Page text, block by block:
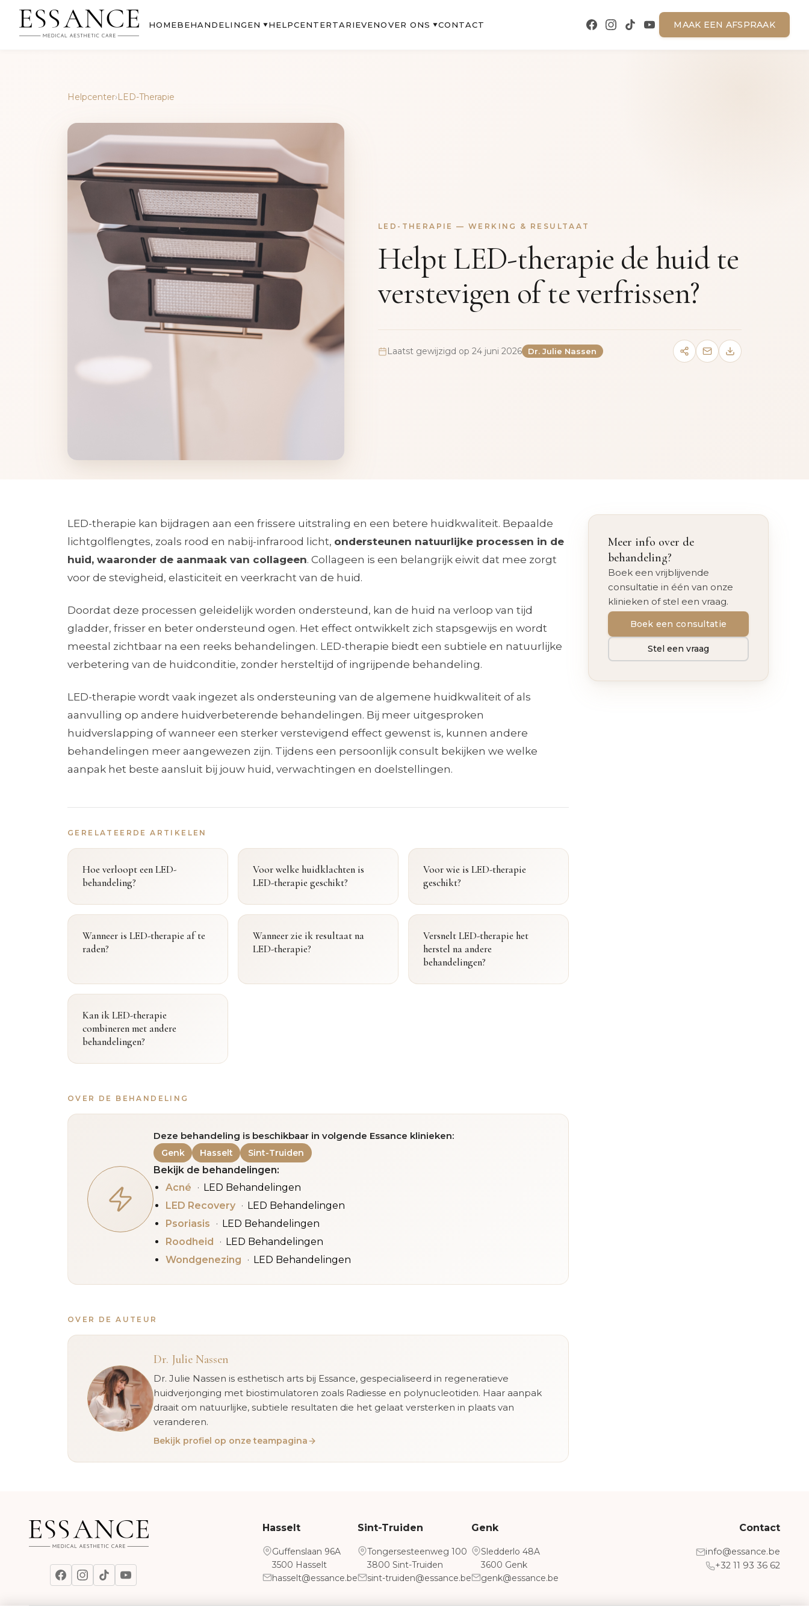
HOMEBEHANDELINGEN ▼ HELPCENTERTARIEVENOVER ONS ▼CONTACT MAAK EEN AFSPRAAK
Helpcenter›LED-Therapie
LED-THERAPIE — WERKING & RESULTAAT
Helpt LED-therapie de huid te
verstevigen of te verfrissen?
Laatst gewijzigd op 24 juni 2026 Dr. Julie Nassen
LED-therapie kan bijdragen aan een frissere uitstraling en een betere huidkwaliteit. Bepaalde
lichtgolflengtes, zoals rood en nabij-infrarood licht, ondersteunen natuurlijke processen in de
huid, waaronder de aanmaak van collageen. Collageen is een belangrijk eiwit dat mee zorgt
voor de stevigheid, elasticiteit en veerkracht van de huid.
Doordat deze processen geleidelijk worden ondersteund, kan de huid na verloop van tijd
gladder, frisser en beter ondersteund ogen. Het effect ontwikkelt zich stapsgewijs en wordt
meestal zichtbaar na een reeks behandelingen. LED-therapie biedt een subtiele en natuurlijke
verbetering van de huidconditie, zonder hersteltijd of ingrijpende behandeling.
LED-therapie wordt vaak ingezet als ondersteuning van de algemene huidkwaliteit of als
aanvulling op andere huidverbeterende behandelingen. Bij meer uitgesproken
huidverslapping of wanneer een sterker verstevigend effect gewenst is, kunnen andere
behandelingen meer aangewezen zijn. Tijdens een persoonlijk consult bekijken we welke
aanpak het beste aansluit bij jouw huid, verwachtingen en doelstellingen.
GERELATEERDE ARTIKELEN
Hoe verloopt een LED-
behandeling?
Voor welke huidklachten is
LED-therapie geschikt?
Voor wie is LED-therapie
geschikt?
Wanneer is LED-therapie af te
raden?
Wanneer zie ik resultaat na
LED-therapie?
Versnelt LED-therapie het
herstel na andere
behandelingen?
Kan ik LED-therapie
combineren met andere
behandelingen?
OVER DE BEHANDELING
Deze behandeling is beschikbaar in volgende Essance klinieken:
Genk Hasselt Sint-Truiden
Bekijk de behandelingen:
Acné
LED Behandelingen
LED Recovery
LED Behandelingen
Psoriasis
LED Behandelingen
Roodheid
LED Behandelingen
Wondgenezing
LED Behandelingen
OVER DE AUTEUR
Dr. Julie Nassen
Dr. Julie Nassen is esthetisch arts bij Essance, gespecialiseerd in regeneratieve
huidverjonging met biostimulatoren zoals Radiesse en polynucleotiden. Haar aanpak
draait om natuurlijke, subtiele resultaten die het gelaat versterken in plaats van
veranderen.
Bekijk profiel op onze teampagina
Meer info over de
behandeling?
Boek een vrijblijvende
consultatie in één van onze
klinieken of stel een vraag.
Boek een consultatie
Stel een vraag
Hasselt
Guffenslaan 96A
3500 Hasselt
hasselt@essance.be
Sint-Truiden
Tongersesteenweg 100
3800 Sint-Truiden
sint-truiden@essance.be
Genk
Sledderlo 48A
3600 Genk
genk@essance.be
Contact
info@essance.be
+32 11 93 36 62